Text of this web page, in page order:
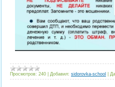
Просмотров: 240 Добавил: sidorovka-school